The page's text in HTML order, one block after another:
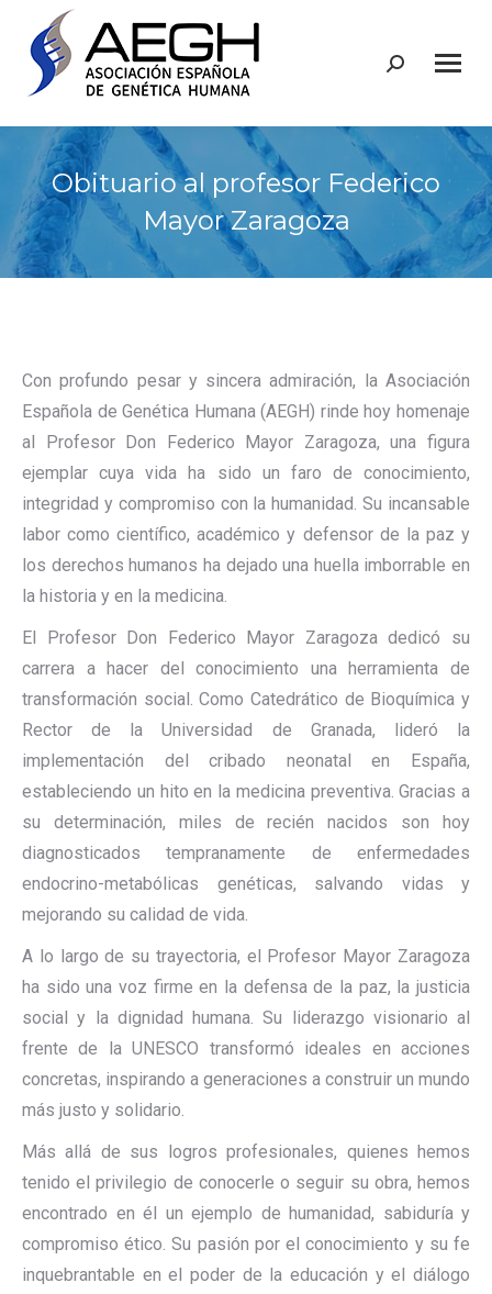
Buscar:
Obituario al profesor Federico
Mayor Zaragoza
Con profundo pesar y sincera admiración, la Asociación
Española de Genética Humana (AEGH) rinde hoy homenaje
al Profesor Don Federico Mayor Zaragoza, una figura
ejemplar cuya vida ha sido un faro de conocimiento,
integridad y compromiso con la humanidad. Su incansable
labor como científico, académico y defensor de la paz y
los derechos humanos ha dejado una huella imborrable en
la historia y en la medicina.
El Profesor Don Federico Mayor Zaragoza dedicó su
carrera a hacer del conocimiento una herramienta de
transformación social. Como Catedrático de Bioquímica y
Rector de la Universidad de Granada, lideró la
implementación del cribado neonatal en España,
estableciendo un hito en la medicina preventiva. Gracias a
su determinación, miles de recién nacidos son hoy
diagnosticados tempranamente de enfermedades
endocrino-metabólicas genéticas, salvando vidas y
mejorando su calidad de vida.
A lo largo de su trayectoria, el Profesor Mayor Zaragoza
ha sido una voz firme en la defensa de la paz, la justicia
social y la dignidad humana. Su liderazgo visionario al
frente de la UNESCO transformó ideales en acciones
concretas, inspirando a generaciones a construir un mundo
más justo y solidario.
Más allá de sus logros profesionales, quienes hemos
tenido el privilegio de conocerle o seguir su obra, hemos
encontrado en él un ejemplo de humanidad, sabiduría y
compromiso ético. Su pasión por el conocimiento y su fe
inquebrantable en el poder de la educación y el diálogo